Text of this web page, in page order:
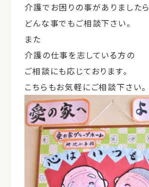
介護でお困りの事がありましたら
どんな事でもご相談下さい。
また
介護の仕事を志している方の
ご相談にも応じております。
こちらもお気軽にご相談下さい。